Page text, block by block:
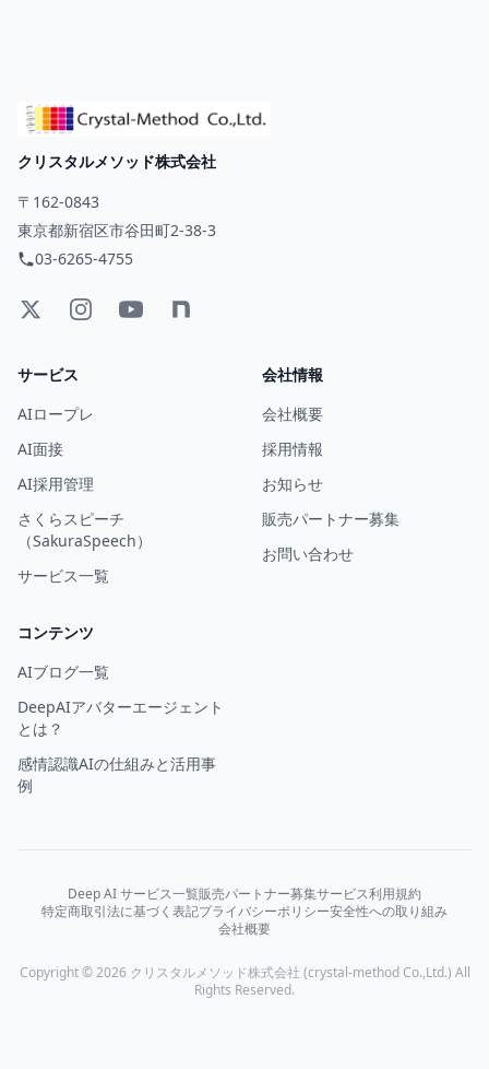
クリスタルメソッド株式会社
〒162-0843
東京都新宿区市谷田町2-38-3
03-6265-4755
サービス
AIロープレ
AI面接
AI採用管理
さくらスピーチ
（SakuraSpeech）
サービス一覧
会社情報
会社概要
採用情報
お知らせ
販売パートナー募集
お問い合わせ
コンテンツ
AIブログ一覧
DeepAIアバターエージェント
とは？
感情認識AIの仕組みと活用事
例
Deep AI サービス一覧販売パートナー募集サービス利用規約
特定商取引法に基づく表記プライバシーポリシー安全性への取り組み
会社概要
Copyright © 2026 クリスタルメソッド株式会社 (crystal-method Co.,Ltd.) All
Rights Reserved.